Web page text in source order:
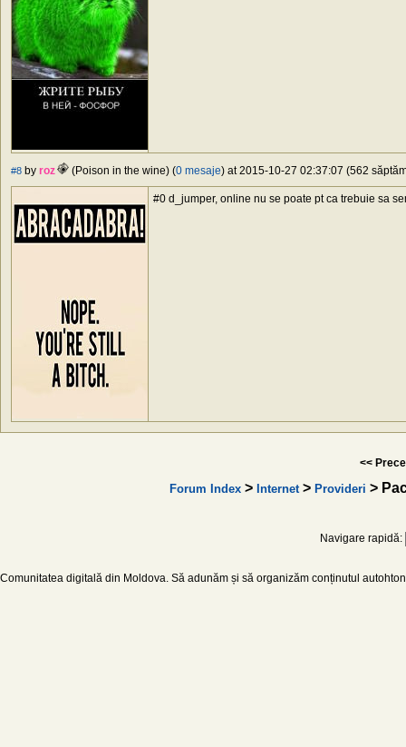
#8 by roz (Poison in the wine) (0 mesaje) at 2015-10-27 02:37:07 (562
#0 d_jumper, online nu se poate pt ca trebuie sa
<<
Forum Index> Internet> Provideri >
Navigare rapidă:
Comunitatea digitală din Moldova. Să adunăm și să organizăm conținutul